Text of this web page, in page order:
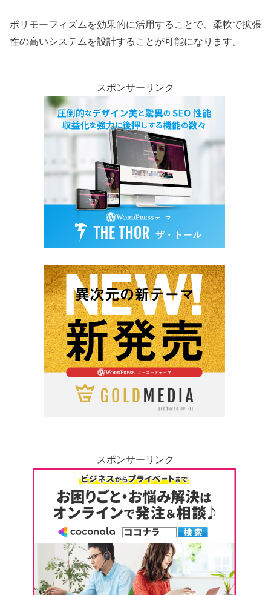
ポリモーフィズムを効果的に活用することで、柔軟で拡張
性の高いシステムを設計することが可能になります。
スポンサーリンク
スポンサーリンク